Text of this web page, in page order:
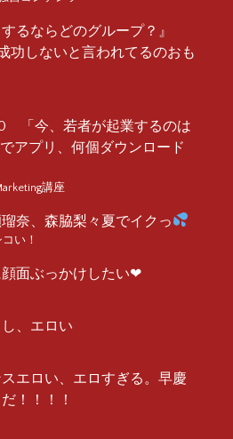
るならどのグループ？』
功しないと言われてるのおも
「今、若者が起業するのは
アプリ、何個ダウンロード
講座
奈、森脇梨々夏でイクっ
コい！
面ぶっかけしたい❤︎
、エロい
エロい、エロすぎる。早慶
！！！！